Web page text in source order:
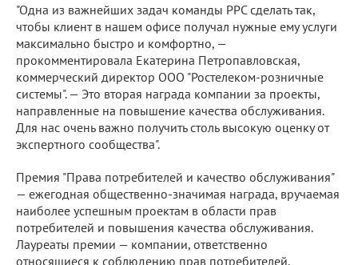
"Одна из важнейших задач команды РРС сделать так,
чтобы клиент в нашем офисе получал нужные ему услуги
максимально быстро и комфортно, —
прокомментировала Екатерина Петропавловская,
коммерческий директор ООО "Ростелеком-розничные
системы". — Это вторая награда компании за проекты,
направленные на повышение качества обслуживания.
Для нас очень важно получить столь высокую оценку от
экспертного сообщества".
Премия "Права потребителей и качество обслуживания"
— ежегодная общественно-значимая награда, вручаемая
наиболее успешным проектам в области прав
потребителей и повышения качества обслуживания.
Лауреаты премии — компании, ответственно
относящиеся к соблюдению прав потребителей,